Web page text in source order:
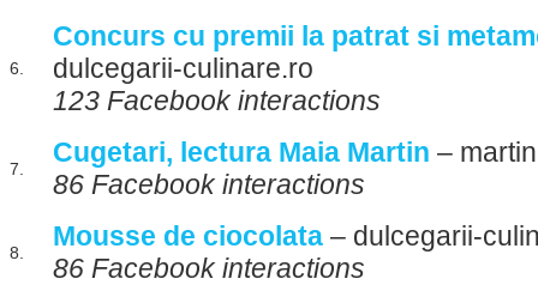
6.
Concurs cu premii la patrat si
dulcegarii-culinare.ro
123 Facebook interactions
7.
Cugetari, lectura Maia Martin –
86 Facebook interactions
8.
Mousse de ciocolata – dulcegarii-
86 Facebook interactions